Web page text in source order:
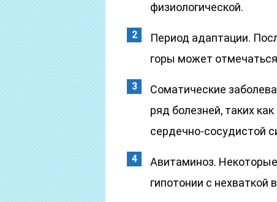
физиологической.
Период адаптации.
горы может
Соматические
ряд болезней, таких
сердечно-сосудистой
Авитаминоз. Некоторые
гипотонии с нехваткой